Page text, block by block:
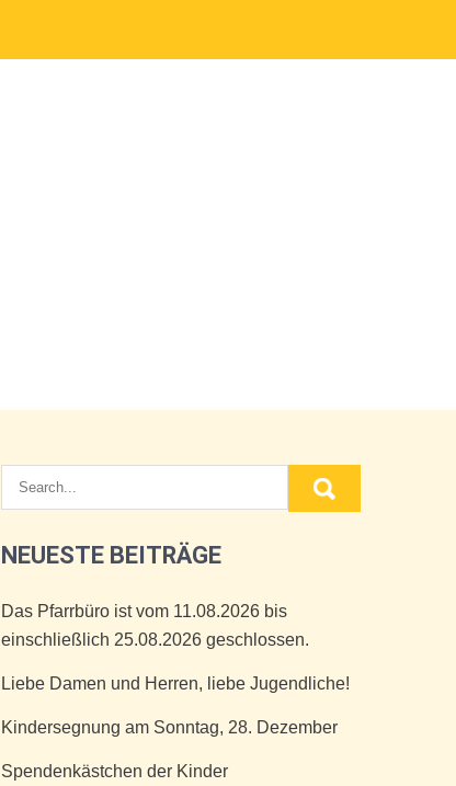
NEUESTE BEITRÄGE
Das Pfarrbüro ist vom 11.08.2026 bis
einschließlich 25.08.2026 geschlossen.
Liebe Damen und Herren, liebe Jugendliche!
Kindersegnung am Sonntag, 28. Dezember
Spendenkästchen der Kinder